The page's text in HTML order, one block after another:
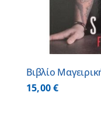
Βιβλίο
15,00€